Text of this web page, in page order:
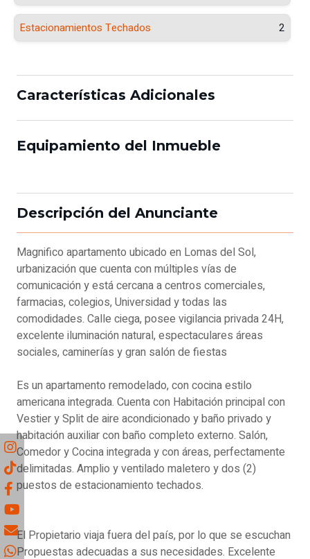
Estacionamientos Techados 2
Características Adicionales
Equipamiento del Inmueble
Descripción del Anunciante
Magnifico apartamento ubicado en Lomas del Sol,
urbanización que cuenta con múltiples vías de
comunicación y está cercana a centros comerciales,
farmacias, colegios, Universidad y todas las
comodidades. Calle ciega, posee vigilancia privada 24H,
excelente iluminación natural, espectaculares áreas
sociales, caminerías y gran salón de fiestas
Es un apartamento remodelado, con cocina estilo
americana integrada. Cuenta con Habitación principal con
Vestier y Split de aire acondicionado y baño privado y
habitación auxiliar con baño completo externo. Salón,
Comedor y Cocina integrada y con áreas, perfectamente
delimitadas. Amplio y ventilado maletero y dos (2)
puestos de estacionamiento techados.
El Propietario viaja fuera del país, por lo que se escuchan
Propuestas adecuadas a sus necesidades. Excelente